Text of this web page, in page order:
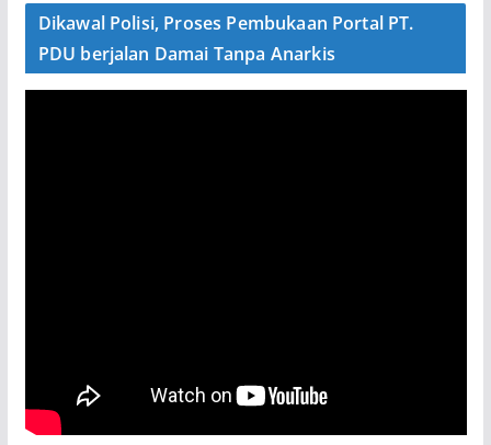
Dikawal Polisi, Proses Pembukaan Portal PT.
PDU berjalan Damai Tanpa Anarkis